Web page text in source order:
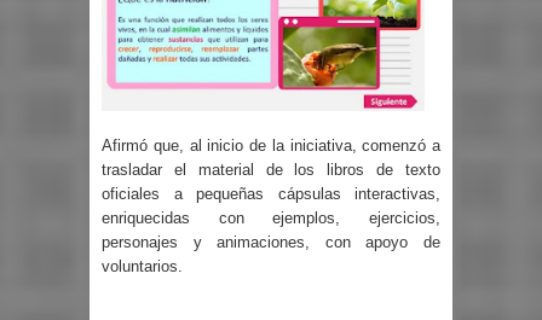
Afirmó que, al inicio de la iniciativa, comenzó a
trasladar el material de los libros de texto
oficiales a pequeñas cápsulas interactivas,
enriquecidas con ejemplos, ejercicios,
personajes y animaciones, con apoyo de
voluntarios.